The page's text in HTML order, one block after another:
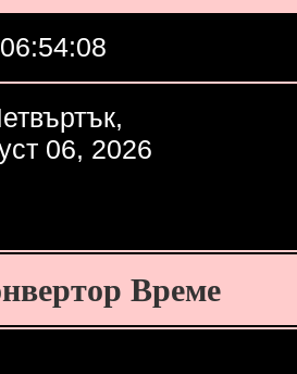
06:54:09
06, 2026
Време